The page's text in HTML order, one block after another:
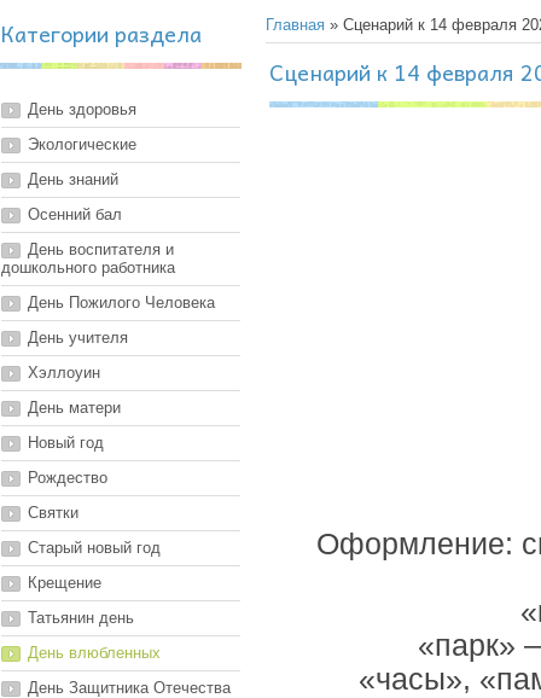
Категории раздела
День здоровья
Экологические
День знаний
Осенний бал
День воспитателя и
дошкольного работника
День Пожилого Человека
День учителя
Хэллоуин
День матери
Новый год
Рождество
Святки
Старый новый год
Крещение
Татьянин день
День влюбленных
День Защитника Отечества
Главная » Сценарий к 14 февраля
Сценарий к 14 февраля
Оформление:
«парк»
«часы»,